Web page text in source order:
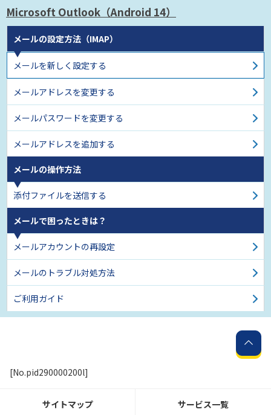
Microsoft Outlook （Android 14）
メールの設定方法（IMAP）
メールを新しく設定する
メールアドレスを変更する
メールパスワードを変更する
メールアドレスを追加する
メールの操作方法
添付ファイルを送信する
メールで困ったときは？
メールアカウントの再設定
メールのトラブル対処方法
ご利用ガイド
[No.pid290000200l]
サイトマップ サービス一覧